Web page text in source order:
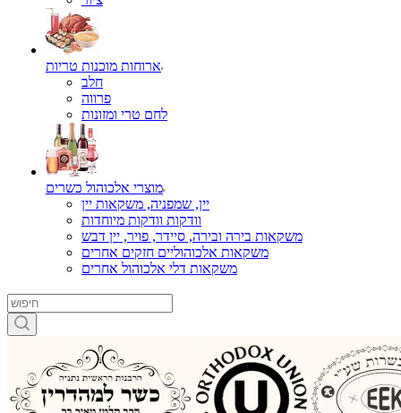
ארוחות מוכנות טריות
חלב
פרווה
לחם טרי ומזונות
מוצרי אלכוהול כשרים
יין, שמפניה, משקאות יין
וודקות וודקות מיוחדות
משקאות בירה ובירה, סיידר, פויר, יין דבש
משקאות אלכוהוליים חזקים אחרים
משקאות דלי אלכוהול אחרים